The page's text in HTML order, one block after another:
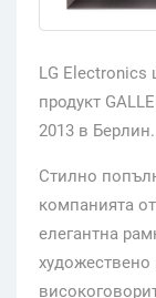
LG Electronics
продукт
2013 в Берлин.
Стилно
компанията
елегантна